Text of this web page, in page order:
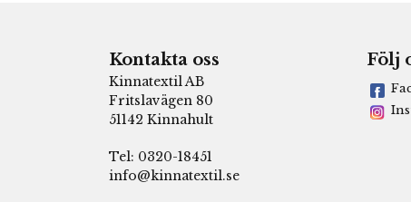
Kontakta oss
Kinnatextil AB
Fritslavägen 80
51142 Kinnahult
Tel: 0320-18451
info@kinnatextil.se
Följ